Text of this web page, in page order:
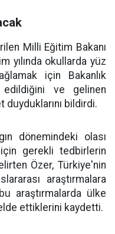
Milli Eğitim Bakanı
yılında okullarda yüz
için Bakanlık
ve gelinen
bildirdi.
dönemindeki olası
için gerekli tedbirlerin
Özer, Türkiye'nin
araştırmalara
araştırmalarda ülke
ettiklerini kaydetti.